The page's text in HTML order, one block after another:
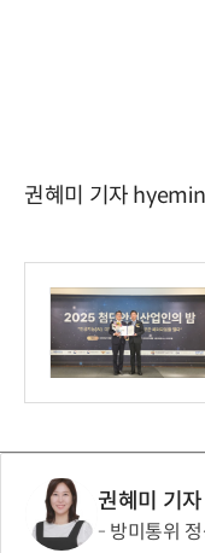
권혜미 기자
권혜미 기자
방미통위 정